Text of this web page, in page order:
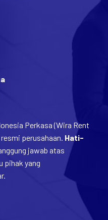
Perkasa (Wira Rent
perusahaan. Hati-
jawab atas
pihak yang